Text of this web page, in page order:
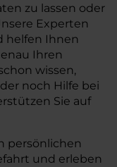
zu lassen oder
Experten
helfen Ihnen
Ihren
wissen,
noch Hilfe bei
Sie auf
persönlichen
und erleben